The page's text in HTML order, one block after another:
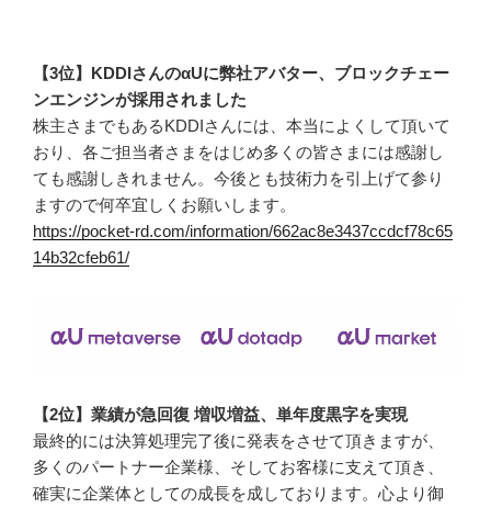
【3位】KDDIさんのαUに弊社アバター、ブロックチェー
ンエンジンが採用されました
株主さまでもあるKDDIさんには、本当によくして頂いて
おり、各ご担当者さまをはじめ多くの皆さまには感謝し
ても感謝しきれません。今後とも技術力を引上げて参り
ますので何卒宜しくお願いします。
https://pocket-rd.com/information/662ac8e3437ccdcf78c65
14b32cfeb61/
【2位】業績が急回復 増収増益、単年度黒字を実現
最終的には決算処理完了後に発表をさせて頂きますが、
多くのパートナー企業様、そしてお客様に支えて頂き、
確実に企業体としての成長を成しております。心より御